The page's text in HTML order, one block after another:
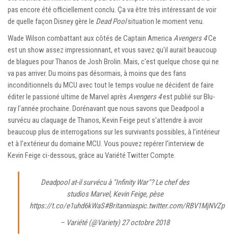
pas encore été officiellement conclu. Ça va être très intéressant de voir
de quelle façon Disney gère le Dead Poolsituation le moment venu.
Wade Wilson combattant aux côtés de Captain AmericaAvengers 4Ce
est un show assez impressionnant, et vous savez qu'il aurait beaucoup
de blagues pour Thanos de Josh Brolin. Mais, c'est quelque chose qui ne
va pas arriver. Du moins pas désormais, à moins que des fans
inconditionnels du MCU avec tout le temps voulue ne décident de faire
éditer le passioné ultime de Marvel après Avengers 4est publié sur Blu-
ray l'année prochaine. Dorénavant que nous savons que Deadpool a
survécu au claquage de Thanos, Kevin Feige peut s’attendre à avoir
beaucoup plus de interrogations sur les survivants possibles, à l’intérieur
et à l’extérieur du domaine MCU. Vous pouvez repérer l’interview de
Kevin Feige ci-dessous, grâce au Variété TwitterCompte.
Deadpool at-il survécu à "Infinity War"? Le chef des
studios Marvel, Kevin Feige, pèse
https://t.co/e1uhd6kWaS#Britanniaspic.twitter.com/RBV1MjNVZp
– Variété (@Variety)27 octobre 2018